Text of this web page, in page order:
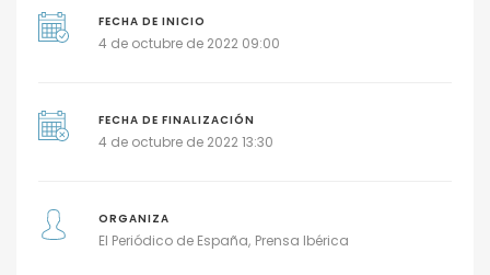
FECHA DE INICIO
4 de octubre de 2022 09:00
FECHA DE FINALIZACIÓN
4 de octubre de 2022 13:30
ORGANIZA
El Periódico de España Prensa Ibérica